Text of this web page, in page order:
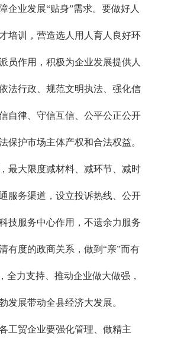
企业发展“贴身”需求。要做好人
培训，营造选人用人育人良好环
员作用，积极为企业发展提供人
法行政、规范文明执法、强化信
自律、守信互信、公平公正公开
保护市场主体产权和合法权益。
最大限度减材料、减环节、减时
服务渠道，设立投诉热线、公开
技服务中心作用，不遗余力服务
有度的政商关系，做到“亲”而有
全力支持、推动企业做大做强，
发展带动全县经济大发展。
工贸企业要强化管理、做精主